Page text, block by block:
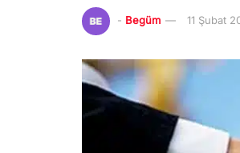
- Begüm 11 Şubat